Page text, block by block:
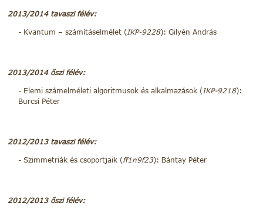
2013/2014 tavaszi félév:
Kvantum – számításelmélet (IKP-9228): Gilyén András
2013/2014 őszi félév:
Elemi számelméleti algoritmusok és alkalmazások (IKP-9218):
Burcsi Péter
2012/2013 tavaszi félév:
Szimmetriák és csoportjaik (ff1n9f23): Bántay Péter
2012/2013 őszi félév: